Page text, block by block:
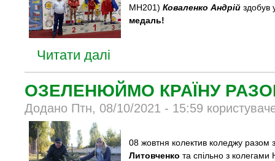
МН201) Коваленко Андрій здобув
медаль!
Читати далі
ОЗЕЛЕНЮЙМО КРАЇНУ
Додано Птн, 08/10/2021 - 15:59
08 жовтня колектив коледжу разом
Литовченко та спільно з колегами